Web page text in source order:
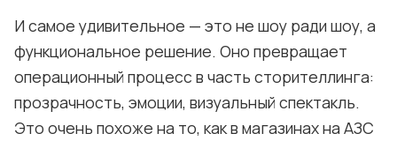
И самое удивительное — это не шоу ради шоу, а
функциональное решение. Оно превращает
операционный процесс в часть сторителлинга:
прозрачность, эмоции, визуальный спектакль.
Это очень похоже на то, как в магазинах на АЗС